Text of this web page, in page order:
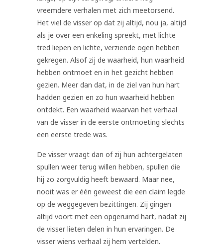
vreemdere verhalen met zich meetorsend.
Het viel de visser op dat zij altijd, nou ja, altijd
als je over een enkeling spreekt, met lichte
tred liepen en lichte, verziende ogen hebben
gekregen. Alsof zij de waarheid, hun waarheid
hebben ontmoet en in het gezicht hebben
gezien. Meer dan dat, in de ziel van hun hart
hadden gezien en zo hun waarheid hebben
ontdekt. Een waarheid waarvan het verhaal
van de visser in de eerste ontmoeting slechts
een eerste trede was.
De visser vraagt dan of zij hun achtergelaten
spullen weer terug willen hebben, spullen die
hij zo zorgvuldig heeft bewaard. Maar nee,
nooit was er één geweest die een claim legde
op de weggegeven bezittingen. Zij gingen
altijd voort met een opgeruimd hart, nadat zij
de visser lieten delen in hun ervaringen. De
visser wiens verhaal zij hem vertelden.